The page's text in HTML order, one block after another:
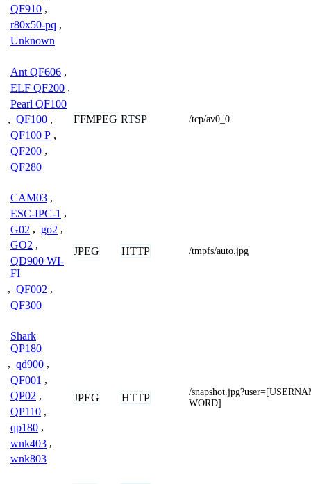
QF910 ,
r80x50-pq ,
Unknown
Ant QF606 ,
ELF QF200 ,
Pearl QF100
, QF100 ,
QF100 P ,
QF200 ,
QF280
FFMPEG RTSP /tcp/av0_0
CAM03 ,
ESC-IPC-1 ,
G02 , go2 ,
GO2 ,
QD900 WI-
FI
, QF002 ,
QF300
JPEG HTTP /tmpfs/auto.jpg
Shark
QP180
, qd900 ,
QF001 ,
QP02 ,
QP110 ,
qp180 ,
wnk403 ,
wnk803
JPEG HTTP
/
WORD]